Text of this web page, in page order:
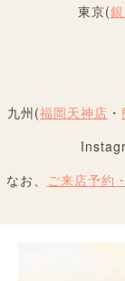
東京(
九州(福岡天神店 ・
なお、
ご来店予約